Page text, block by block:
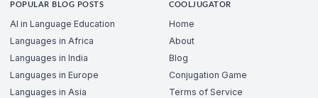
POPULAR BLOG POSTS
AI in Language Education
Languages in Africa
Languages in India
Languages in Europe
Languages in Asia
COOLJUGATOR
Home
About
Blog
Conjugation Game
Terms of Service